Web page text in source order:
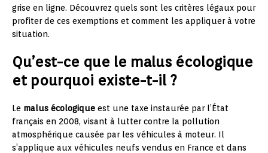
grise en ligne. Découvrez quels sont les critères légaux pour
profiter de ces exemptions et comment les appliquer à votre
situation.
Qu’est-ce que le malus écologique
et pourquoi existe-t-il ?
Le malus écologique est une taxe instaurée par l’État
français en 2008, visant à lutter contre la pollution
atmosphérique causée par les véhicules à moteur. Il
s’applique aux véhicules neufs vendus en France et dans